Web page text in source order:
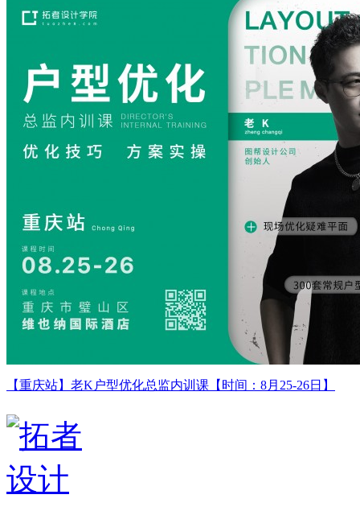
【重庆站】老K户型优化总监内训课【时间：8月25-26日】